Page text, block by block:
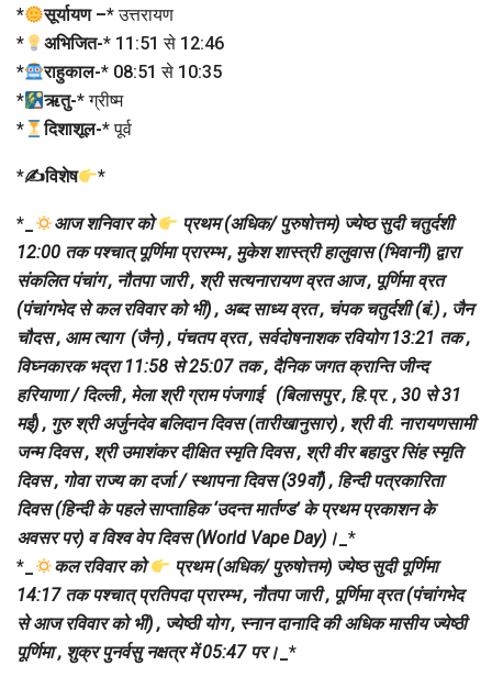
*
सूर्यायण –* उत्तरायण
*
अभिजित-* 11:51 से 12:46
*
राहुकाल-* 08:51 से 10:35
*
ऋतु-* ग्रीष्म
*
दिशाशूल-* पूर्व
*✍विशेष *
* आज शनिवार को
प्रथम (अधिक/ पुरुषोत्तम) ज्येष्ठ सुदी चतुर्दशी
12:00 तक पश्चात् पूर्णिमा प्रारम्भ , मुकेश शास्त्री हालुवास (भिवानी) द्वारा
संकलित पंचांग , नौतपा जारी , श्री सत्यनारायण व्रत आज , पूर्णिमा व्रत
(पंचांगभेद से कल रविवार को भी) , अब्द साध्य व्रत , चंपक चतुर्दशी (बं.) , जैन
चौदस , आम त्याग (जैन) , पंचतप व्रत , सर्वदोषनाशक रवियोग 13:21 तक ,
विघ्नकारक भद्रा 11:58 से 25:07 तक , दैनिक जगत क्रान्ति जीन्द
हरियाणा / दिल्ली , मेला श्री ग्राम पंजगाई (बिलासपुर , हि.प्र. , 30 से 31
मई) , गुरु श्री अर्जुनदेव बलिदान दिवस (तारीखानुसार) , श्री वी. नारायणसामी
जन्म दिवस , श्री उमाशंकर दीक्षित स्मृति दिवस , श्री वीर बहादुर सिंह स्मृति
दिवस , गोवा राज्य का दर्जा / स्थापना दिवस (39वाँ) , हिन्दी पत्रकारिता
दिवस (हिन्दी के पहले साप्ताहिक ‘उदन्त मार्तण्ड’ के प्रथम प्रकाशन के
अवसर पर) व विश्व वेप दिवस (World Vape Day)। *
*
कल रविवार को
प्रथम (अधिक/ पुरुषोत्तम) ज्येष्ठ सुदी पूर्णिमा
14:17 तक पश्चात् प्रतिपदा प्रारम्भ , नौतपा जारी , पूर्णिमा व्रत (पंचांगभेद
से आज रविवार को भी) , ज्येष्ठी योग , स्नान दानादि की अधिक मासीय ज्येष्ठी
पूर्णिमा , शुक्र पुनर्वसु नक्षत्र में 05:47 पर। *